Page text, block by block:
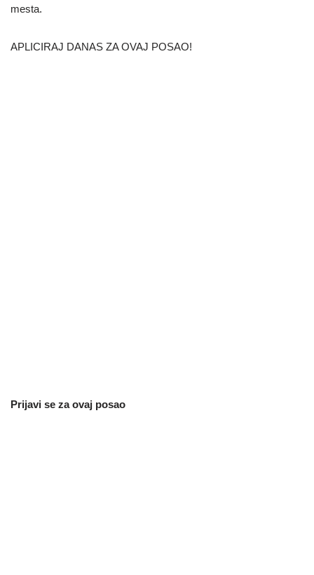
mesta.
APLICIRAJ DANAS ZA OVAJ POSAO!
Prijavi se za ovaj posao